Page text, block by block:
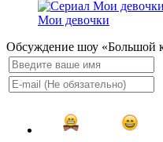
Мои девочки
Обсуждение шоу «Большой